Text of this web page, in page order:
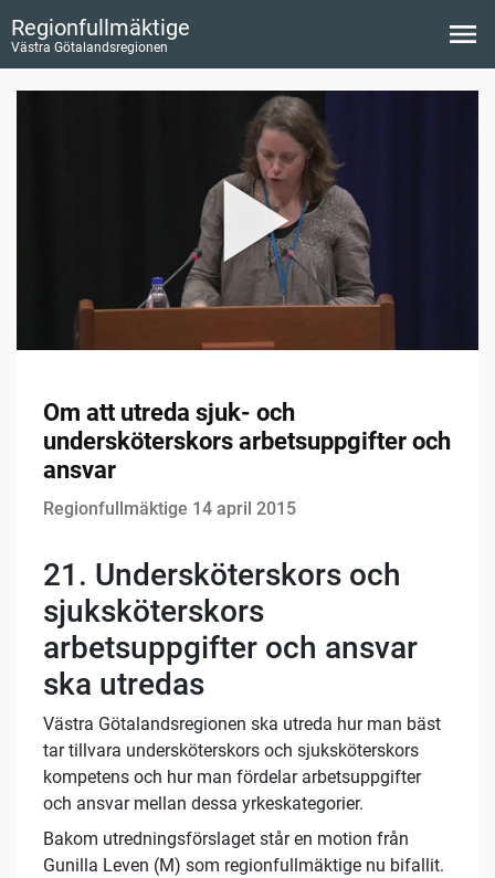
Regionfullmäktige
Västra Götalandsregionen
Om att utreda sjuk- och
undersköterskors arbetsuppgifter och
ansvar
Regionfullmäktige 14 april 2015
21. Undersköterskors och
sjuksköterskors
arbetsuppgifter och ansvar
ska utredas
Västra Götalandsregionen ska utreda hur man bäst
tar tillvara undersköterskors och sjuksköterskors
kompetens och hur man fördelar arbetsuppgifter
och ansvar mellan dessa yrkeskategorier.
Bakom utredningsförslaget står en motion från
Gunilla Leven (M) som regionfullmäktige nu bifallit.